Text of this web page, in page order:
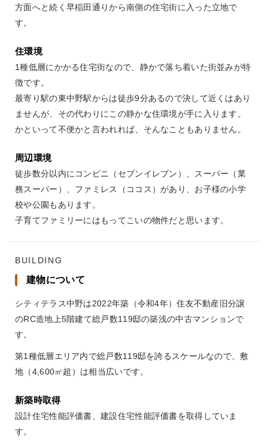
方面へと続く早稲田通りから南側の住宅街に入った立地で
す。
住環境
1種低層にかかる住宅街なので、静かで落ち着いた街並みが特
徴です。
最寄り駅の東中野駅からは徒歩9分あるので決して近くはあり
ませんが、その代わりにこの静かな住環境が手に入ります。
かといって不便かと言われれば、そんなこともありません。
周辺環境
徒歩数分以内にコンビニ（セブンイレブン）、スーパー（業
務スーパー）、ファミレス（ココス）があり、お子様の小学
校や公園もあります。
子育てファミリーにはもってこいの物件だと思います。
BUILDING
建物について
シティテラス中野は2022年築（令和4年）住友不動産旧分譲
のRC造地上5階建て総戸数119邸の築浅の中古マンションで
す。
第1種低層エリア内で総戸数119邸を誇るスケールなので、敷
地（4,600㎡超）は相当広いです。
新築時取得
設計住宅性能評価書、建設住宅性能評価書を取得していま
す。